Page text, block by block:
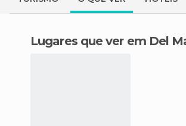
Lugares que ver em Del